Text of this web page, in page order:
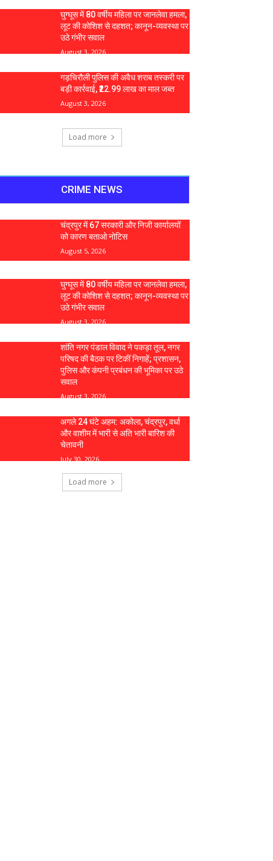
घुग्घूस में 80 वर्षीय महिला पर जानलेवा हमला,
लूट की कोशिश से दहशत; कानून-व्यवस्था पर
उठे गंभीर सवाल
August 3, 2026
गड़चिरौली पुलिस की अवैध शराब तस्करी पर
बड़ी कार्रवाई, ₹22.99 लाख का माल जब्त
August 3, 2026
Load more
CRIME NEWS
चंद्रपुर में 67 सरकारी और निजी कार्यालयों
को कारण बताओ नोटिस
August 5, 2026
घुग्घूस में 80 वर्षीय महिला पर जानलेवा हमला,
लूट की कोशिश से दहशत; कानून-व्यवस्था पर
उठे गंभीर सवाल
August 3, 2026
शांति नगर पंडाल विवाद ने पकड़ा तूल, नगर
परिषद की बैठक पर टिकीं निगाहें; प्रशासन,
पुलिस और कंपनी प्रबंधन की भूमिका पर उठे
सवाल
August 3, 2026
अगले 24 घंटे अहम: अकोला, चंद्रपुर, वर्धा
और वाशीम में भारी से अति भारी बारिश की
चेतावनी
July 30, 2026
Load more